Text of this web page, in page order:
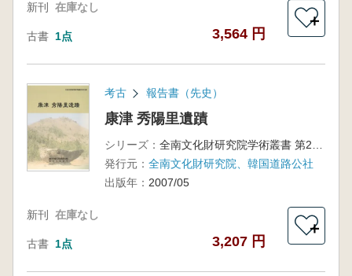
新刊 在庫なし
古書 1点 3,564 円
＋
考古 報告書（先史）
康津 秀陽里遺蹟
シリーズ：
発行元： 全南文化財研究院、韓国道路公社
出版年： 2007/05
新刊 在庫なし
古書 1点 3,207 円
＋